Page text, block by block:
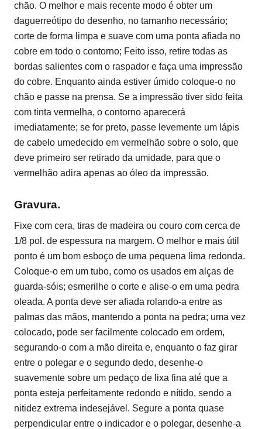
chão. O melhor e mais recente modo é obter um
daguerreótipo do desenho, no tamanho necessário;
corte de forma limpa e suave com uma ponta afiada no
cobre em todo o contorno; Feito isso, retire todas as
bordas salientes com o raspador e faça uma impressão
do cobre. Enquanto ainda estiver úmido coloque-o no
chão e passe na prensa. Se a impressão tiver sido feita
com tinta vermelha, o contorno aparecerá
imediatamente; se for preto, passe levemente um lápis
de cabelo umedecido em vermelhão sobre o solo, que
deve primeiro ser retirado da umidade, para que o
vermelhão adira apenas ao óleo da impressão.
Gravura.
Fixe com cera, tiras de madeira ou couro com cerca de
1/8 pol. de espessura na margem. O melhor e mais útil
ponto é um bom esboço de uma pequena lima redonda.
Coloque-o em um tubo, como os usados ​​em alças de
guarda-sóis; esmerilhe o corte e alise-o em uma pedra
oleada. A ponta deve ser afiada rolando-a entre as
palmas das mãos, mantendo a ponta na pedra; uma vez
colocado, pode ser facilmente colocado em ordem,
segurando-o com a mão direita e, enquanto o faz girar
entre o polegar e o segundo dedo, desenhe-o
suavemente sobre um pedaço de lixa fina até que a
ponta esteja perfeitamente redondo e nítido, sendo a
nitidez extrema indesejável. Segure a ponta quase
perpendicular entre o indicador e o polegar, desenhe-a